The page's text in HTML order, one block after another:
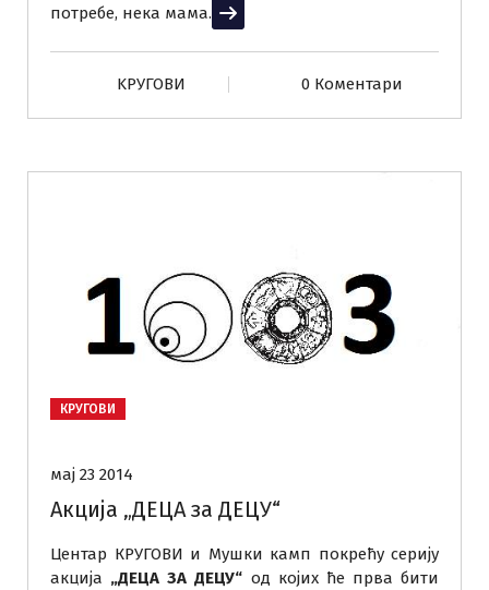
потребе, нека мама. Прочитај више
KРУГОВИ 0 Коментари
КРУГОВИ
мај 23 2014
Акција „ДЕЦА за ДЕЦУ“
Центар КРУГОВИ и Мушки камп покрећу серију
акција „ДЕЦА ЗА ДЕЦУ“ од којих ће прва бити